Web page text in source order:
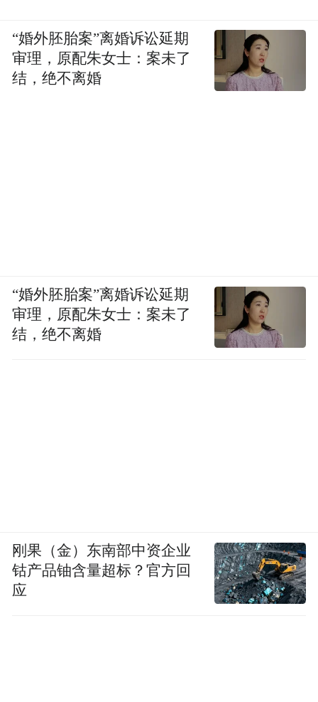
“婚外胚胎案”离婚诉讼延期
审理，原配朱女士：案未了
结，绝不离婚
“婚外胚胎案”离婚诉讼延期
审理，原配朱女士：案未了
结，绝不离婚
刚果（金）东南部中资企业
钴产品铀含量超标？官方回
应